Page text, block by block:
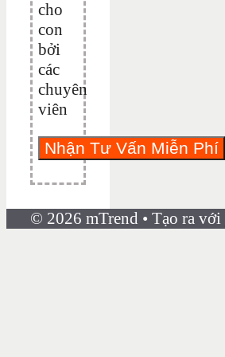
cho
con
bởi
các
chuyên
viên
© 2026 mTrend • Tạo ra với